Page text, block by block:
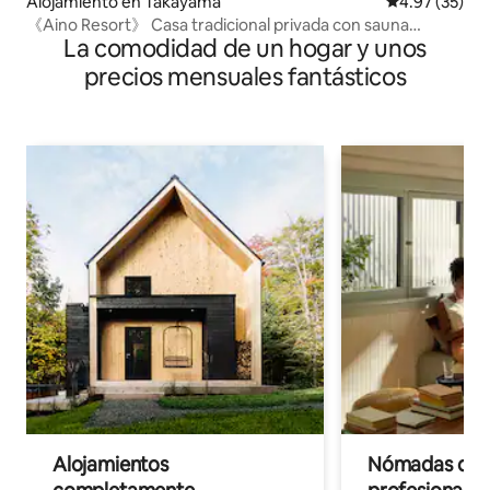
《Aino Resort》 Casa tradicional privada con sauna
privada y bañera con vista
La comodidad de un hogar y unos
precios mensuales fantásticos
Alojamientos
Nómadas